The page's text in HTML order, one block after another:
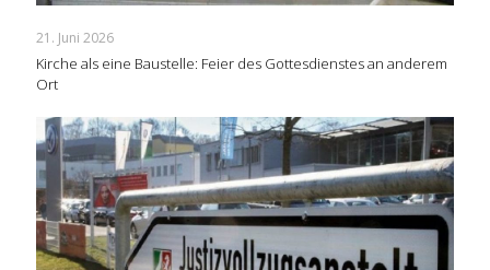
21. Juni 2026
Kirche als eine Baustelle: Feier des Gottesdienstes an anderem
Ort